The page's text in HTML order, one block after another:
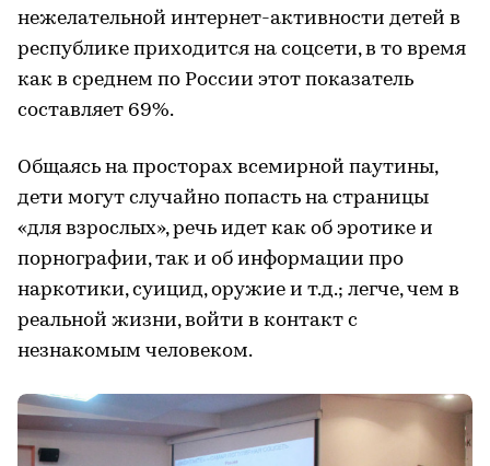
нежелательной интернет-активности детей в
республике приходится на соцсети, в то время
как в среднем по России этот показатель
составляет 69%.
Общаясь на просторах всемирной паутины,
дети могут случайно попасть на страницы
«для взрослых», речь идет как об эротике и
порнографии, так и об информации про
наркотики, суицид, оружие и т.д.; легче, чем в
реальной жизни, войти в контакт с
незнакомым человеком.